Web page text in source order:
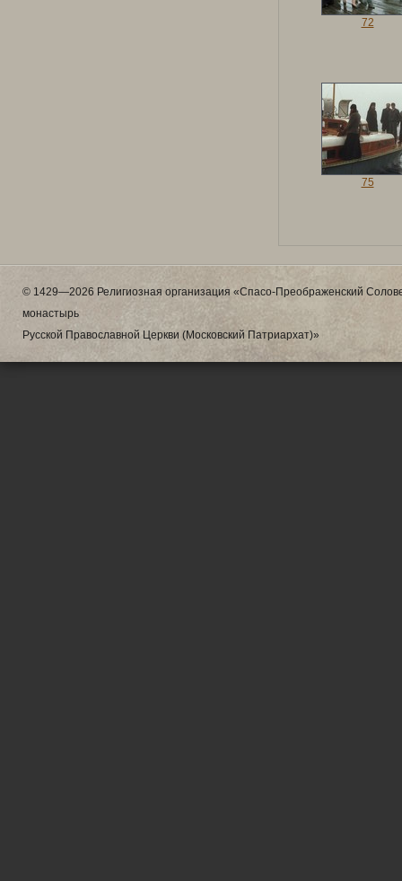
72
75
© 1429—2026 Религиозная организация «Спасо-Преображенский
монастырь
Русской Православной Церкви (Московский Патриархат)»